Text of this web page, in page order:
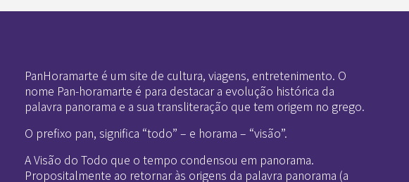
PanHoramarte é um site de cultura, viagens, entretenimento. O
nome Pan-horamarte é para destacar a evolução histórica da
palavra panorama e a sua transliteração que tem origem no grego.
O prefixo pan, significa “todo” – e horama – “visão”.
A Visão do Todo que o tempo condensou em panorama.
Propositalmente ao retornar às origens da palavra panorama (a